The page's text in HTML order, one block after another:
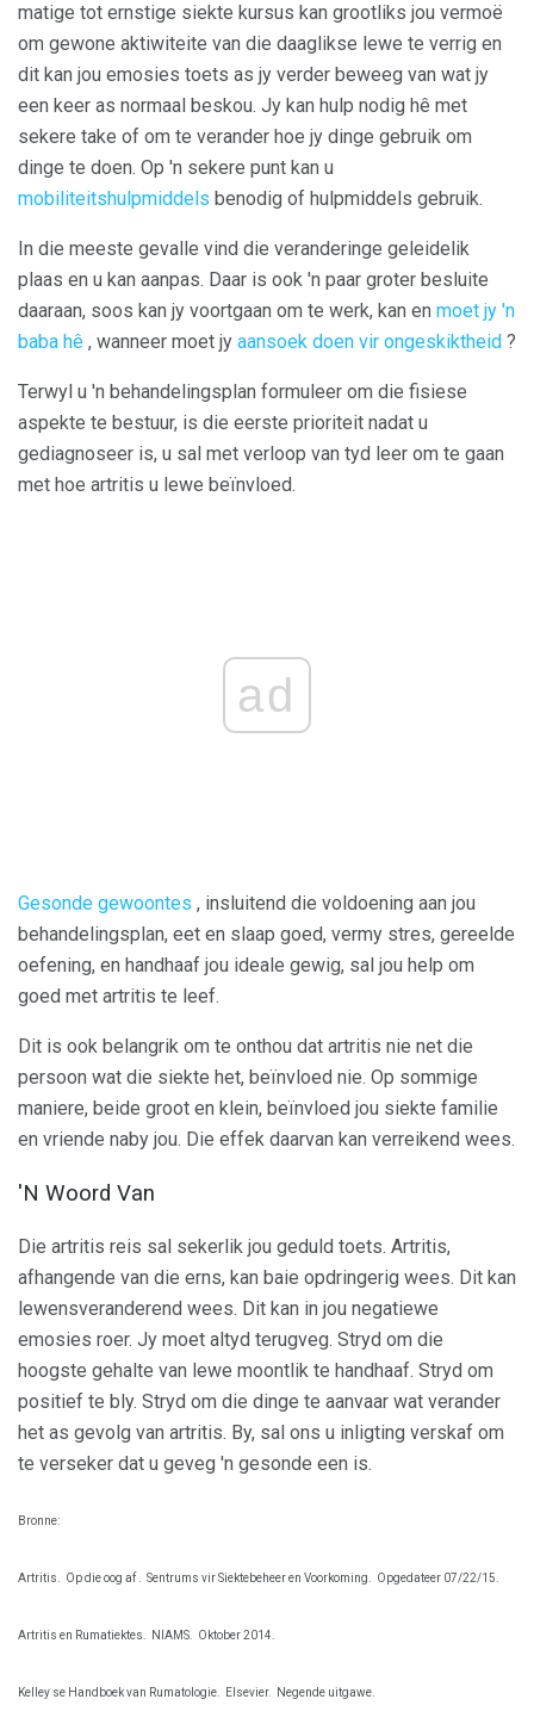
matige tot ernstige siekte kursus kan grootliks jou vermoë
om gewone aktiwiteite van die daaglikse lewe te verrig en
dit kan jou emosies toets as jy verder beweeg van wat jy
een keer as normaal beskou. Jy kan hulp nodig hê met
sekere take of om te verander hoe jy dinge gebruik om
dinge te doen. Op 'n sekere punt kan u
mobiliteitshulpmiddels benodig of hulpmiddels gebruik.
In die meeste gevalle vind die veranderinge geleidelik
plaas en u kan aanpas. Daar is ook 'n paar groter besluite
daaraan, soos kan jy voortgaan om te werk, kan en moet jy 'n
baba hê , wanneer moet jy aansoek doen vir ongeskiktheid ?
Terwyl u 'n behandelingsplan formuleer om die fisiese
aspekte te bestuur, is die eerste prioriteit nadat u
gediagnoseer is, u sal met verloop van tyd leer om te gaan
met hoe artritis u lewe beïnvloed.
ad
Gesonde gewoontes , insluitend die voldoening aan jou
behandelingsplan, eet en slaap goed, vermy stres, gereelde
oefening, en handhaaf jou ideale gewig, sal jou help om
goed met artritis te leef.
Dit is ook belangrik om te onthou dat artritis nie net die
persoon wat die siekte het, beïnvloed nie. Op sommige
maniere, beide groot en klein, beïnvloed jou siekte familie
en vriende naby jou. Die effek daarvan kan verreikend wees.
'N Woord Van
Die artritis reis sal sekerlik jou geduld toets. Artritis,
afhangende van die erns, kan baie opdringerig wees. Dit kan
lewensveranderend wees. Dit kan in jou negatiewe
emosies roer. Jy moet altyd terugveg. Stryd om die
hoogste gehalte van lewe moontlik te handhaaf. Stryd om
positief te bly. Stryd om die dinge te aanvaar wat verander
het as gevolg van artritis. By, sal ons u inligting verskaf om
te verseker dat u geveg 'n gesonde een is.
Bronne:
Artritis. Op die oog af . Sentrums vir Siektebeheer en Voorkoming. Opgedateer 07/22/15.
Artritis en Rumatiektes. NIAMS. Oktober 2014.
Kelley se Handboek van Rumatologie. Elsevier. Negende uitgawe.